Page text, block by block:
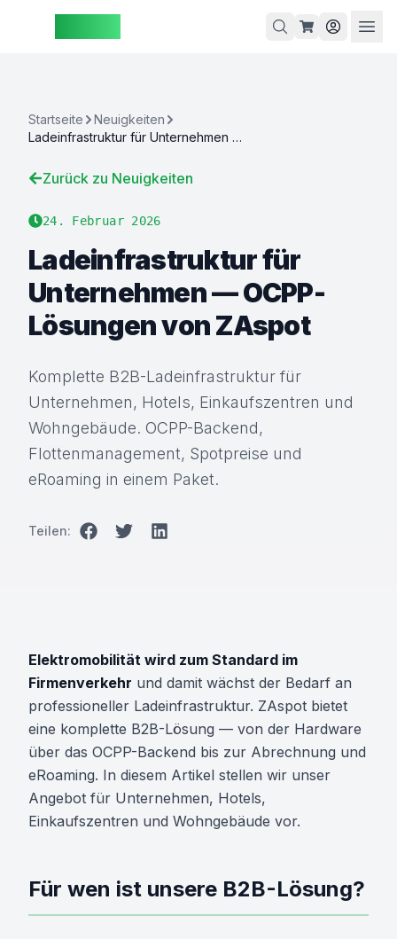
unsere
Startseite
Neuigkeiten
Ladeinfrastruktur für Unternehmen — OCPP-Lösungen von ZAspot
Zurück zu Neuigkeiten
24. Februar 2026
Ladeinfrastruktur für
Unternehmen — OCPP-
Lösungen von ZAspot
Komplette B2B-Ladeinfrastruktur für
Unternehmen, Hotels, Einkaufszentren und
Wohngebäude. OCPP-Backend,
Flottenmanagement, Spotpreise und
eRoaming in einem Paket.
Teilen:
Elektromobilität wird zum Standard im
Firmenverkehr und damit wächst der Bedarf an
professioneller Ladeinfrastruktur. ZAspot bietet
eine komplette B2B-Lösung — von der Hardware
über das OCPP-Backend bis zur Abrechnung und
eRoaming. In diesem Artikel stellen wir unser
Angebot für Unternehmen, Hotels,
Einkaufszentren und Wohngebäude vor.
Für wen ist unsere B2B-Lösung?